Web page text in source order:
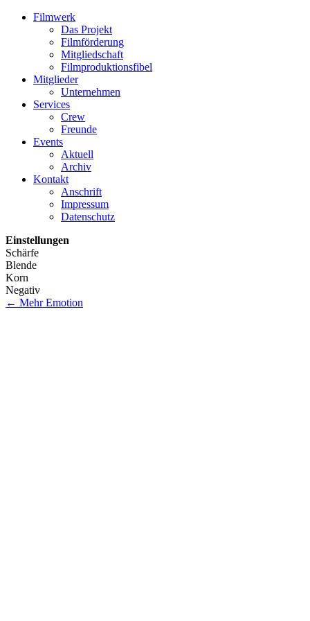
Filmwerk
Das Projekt
Filmförderung
Mitgliedschaft
Filmproduktionsfibel
Mitglieder
Unternehmen
Services
Crew
Freunde
Events
Aktuell
Archiv
Kontakt
Anschrift
Impressum
Datenschutz
Einstellungen
Schärfe
Blende
Korn
Negativ
← Mehr Emotion